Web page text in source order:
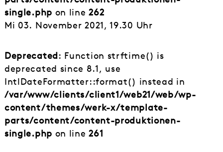
single.php on line262
Mi 03. November 2021, 19.30 Uhr
Deprecated: Function strftime() is
deprecated since 8.1, use
IntlDateFormatter::format() instead in
/var/www/clients/client1/web21/web/wp-
content/themes/werk-x/template-
parts/content/content-produktionen-
single.php on line261